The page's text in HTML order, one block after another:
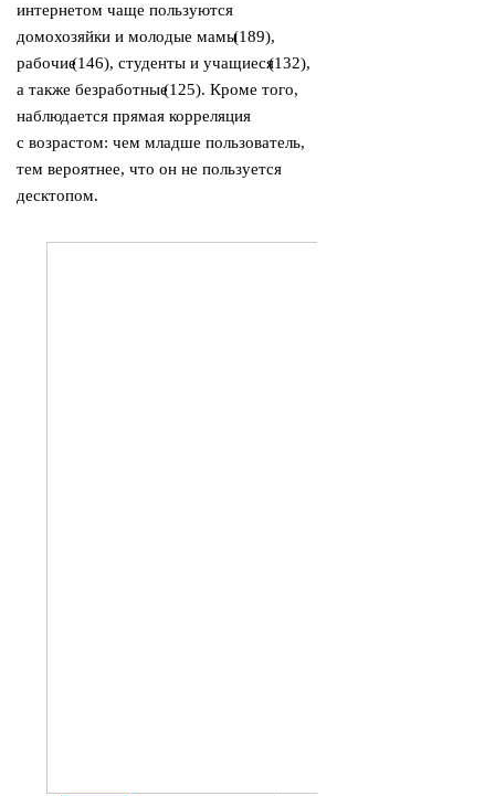
интернетом чаще пользуются
домохозяйки и молодые мамы(189),
рабочие(146), студенты и учащиеся(132),
а также безработные(125). Кроме того,
наблюдается прямая корреляция
с возрастом: чем младше пользователь,
тем вероятнее, что он не пользуется
десктопом.